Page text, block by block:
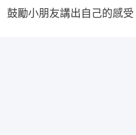
鼓勵小朋友講出自己的感受